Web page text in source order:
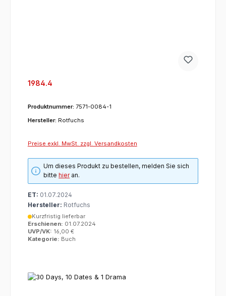
1984.4
Produktnummer: 7571-0084-1
Hersteller: Rotfuchs
Preise exkl. MwSt. zzgl. Versandkosten
Um dieses Produkt zu bestellen, melden Sie sich
bittehieran.
ET: 01.07.2024
Hersteller: Rotfuchs
Kurzfristig lieferbar
Erschienen: 01.07.2024
UVP/VK: 16,00 €
Kategorie: Buch